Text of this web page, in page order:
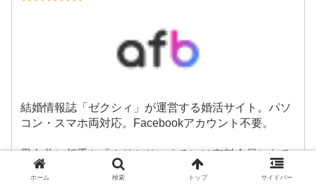
結婚情報誌「ゼクシィ」が運営する婚活サイト。パソ
コン・スマホ両対応。Facebookアカウント不要。
男女共に相手と「やりとり」するには有料会員になる
必要が有ります。
ホーム 検索 トップ サイドバー